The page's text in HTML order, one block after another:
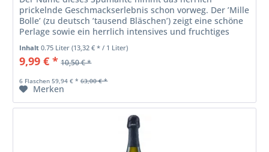
prickelnde Geschmackserlebnis schon vorweg. Der ’Mille
Bolle’ (zu deutsch ’tausend Bläschen’) zeigt eine schöne
Perlage sowie ein herrlich intensives und fruchtiges
Inhalt0.75 Liter(13,32 € * / 1 Liter)
9,99 € * 10,50 € *
6 Flaschen 59,94 € * 63,00 € *
Merken